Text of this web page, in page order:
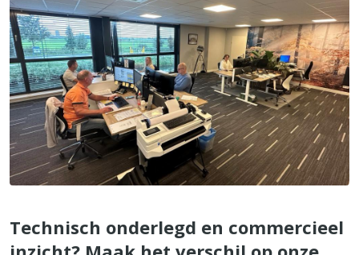
Technisch onderlegd en commercieel